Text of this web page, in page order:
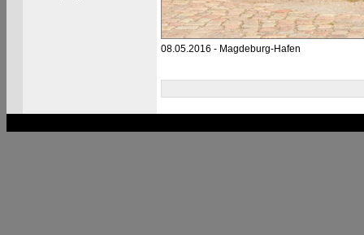
08.05.2016 - Magdeburg-Hafen